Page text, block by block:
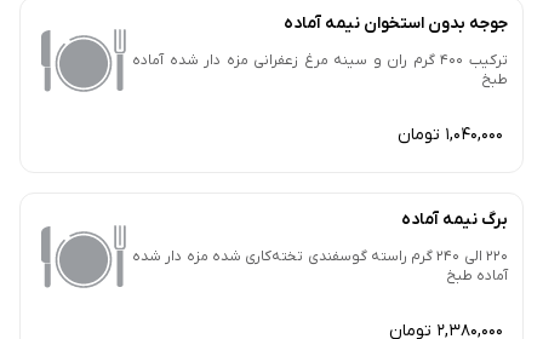
جوجه بدون استخوان نیمه آماده
ترکیب 400 گرم ران و سینه مرغ زعفرانی مزه دار شده آماده
طبخ
1,040,000 تومان
برگ نیمه آماده
220 الی 240 گرم راسته گوسفندی تخته‌کاری شده مزه دار شده
آماده طبخ
2,380,000 تومان